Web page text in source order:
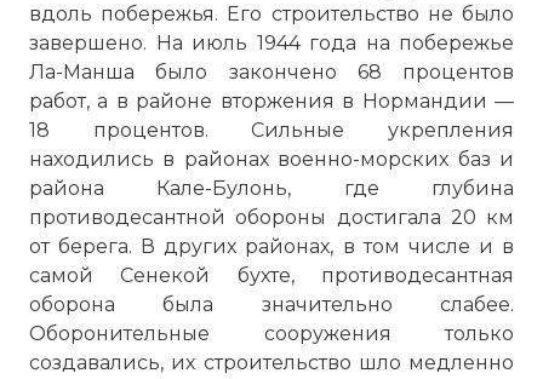
вдоль побережья. Его строительство не было
завершено. На июль 1944 года на побережье
Ла-Манша было закончено 68 процентов
работ, а в районе вторжения в Нормандии —
18 процентов. Сильные укрепления
находились в районах военно-морских баз и
района Кале-Булонь, где глубина
противодесантной обороны достигала 20 км
от берега. В других районах, в том числе и в
самой Сенекой бухте, противодесантная
оборона была значительно слабее.
Оборонительные сооружения только
создавались, их строительство шло медленно
Люфтваффе. С ноября 1942 года
командовал истребительной авиацией
британских ВВС, с 1943 года —
командующий союзными ВВС в Северо-
Западной Европе, обеспечивавшими в
1944 году высадку и наступление
союзных войск во Франции. В октябре
1944 года назначен командующим
объединёнными союзными ВВС в Юго-
Восточной Азии; погиб в авиационной
катастрофе. 14 ноября 1944 г.
назначенный главнокомандующим
военно-воздушными силами в Юго-